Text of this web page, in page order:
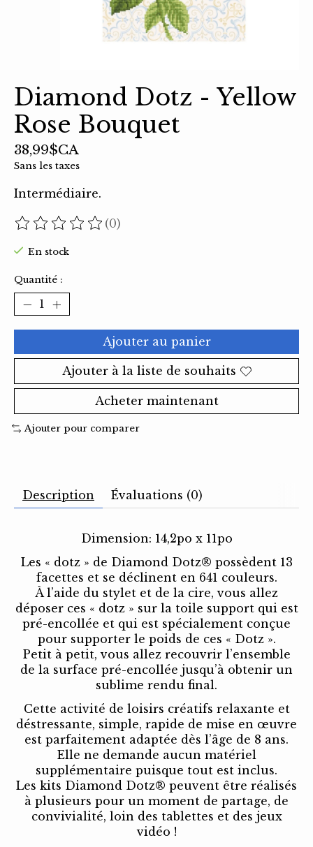
Diamond Dotz - Yellow
Rose Bouquet
38,99$CA
Sans les taxes
Intermédiaire.
Ce produit est évalué à
(0)
En stock
Quantité :
Ajouter au panier
Ajouter à la liste de souhaits
Acheter maintenant
Ajouter pour comparer
Description Évaluations (0)
Dimension: 14,2po x 11po
Les « dotz » de Diamond Dotz® possèdent 13
facettes et se déclinent en 641 couleurs.
À l’aide du stylet et de la cire, vous allez
déposer ces « dotz » sur la toile support qui est
pré-encollée et qui est spécialement conçue
pour supporter le poids de ces « Dotz ».
Petit à petit, vous allez recouvrir l’ensemble
de la surface pré-encollée jusqu’à obtenir un
sublime rendu final.
Cette activité de loisirs créatifs relaxante et
déstressante, simple, rapide de mise en œuvre
est parfaitement adaptée dès l’âge de 8 ans.
Elle ne demande aucun matériel
supplémentaire puisque tout est inclus.
Les kits Diamond Dotz® peuvent être réalisés
à plusieurs pour un moment de partage, de
convivialité, loin des tablettes et des jeux
vidéo !